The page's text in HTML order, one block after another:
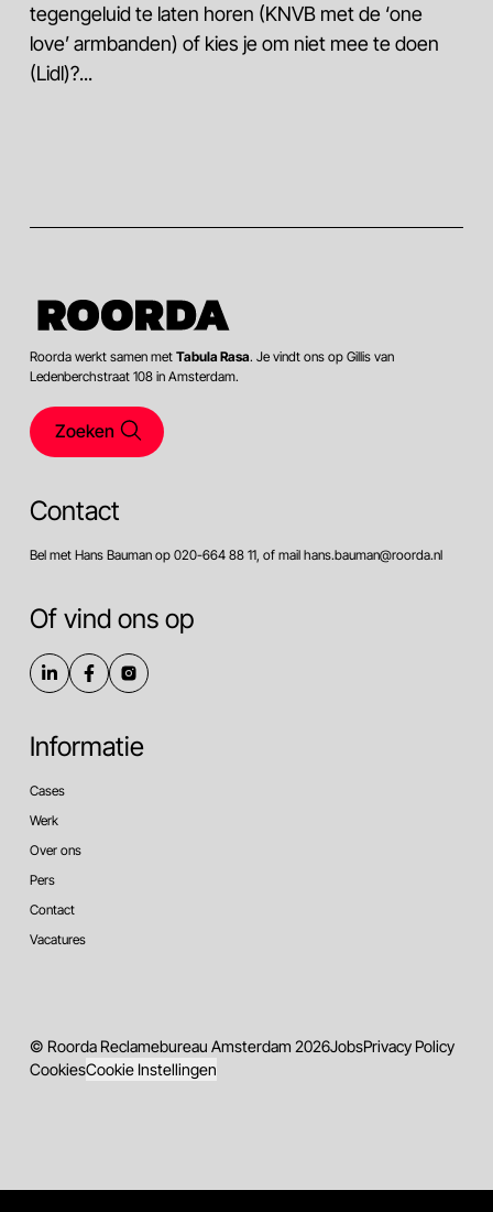
tegengeluid te laten horen (KNVB met de ‘one
love’ armbanden) of kies je om niet mee te doen
(Lidl)?...
Roorda werkt samen met Tabula Rasa. Je vindt ons op Gillis van
Ledenberchstraat 108 in Amsterdam.
Zoeken
Contact
Bel met Hans Bauman op 020-664 88 11, of mail hans.bauman@roorda.nl
Of vind ons op
Informatie
Cases
Werk
Over ons
Pers
Contact
Vacatures
© Roorda Reclamebureau Amsterdam 2026JobsPrivacy Policy
CookiesCookie Instellingen